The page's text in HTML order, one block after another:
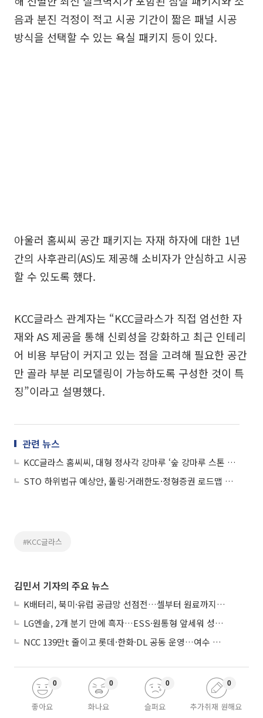
음과 분진 걱정이 적고 시공 기간이 짧은 패널 시공
방식을 선택할 수 있는 욕실 패키지 등이 있다.
아울러 홈씨씨 공간 패키지는 자재 하자에 대한 1년
간의 사후관리(AS)도 제공해 소비자가 안심하고 시공
할 수 있도록 했다.
KCC글라스 관계자는 “KCC글라스가 직접 엄선한 자
재와 AS 제공을 통해 신뢰성을 강화하고 최근 인테리
어 비용 부담이 커지고 있는 점을 고려해 필요한 공간
만 골라 부분 리모델링이 가능하도록 구성한 것이 특
징”이라고 설명했다.
관련 뉴스
KCC글라스 홈씨씨, 대형 정사각 강마루 ‘숲 강마루 스톤 스퀘어’ 선봬
STO 하위법규 예상안, 풀링·거래한도·정형증권 로드맵 제시
#KCC글라스
김민서 기자의 주요 뉴스
K배터리, 북미·유럽 공급망 선점전…셀부터 원료까지 현지화
LG엔솔, 2개 분기 만에 흑자…ESS·원통형 앞세워 성장 가속
NCC 139만t 줄이고 롯데·한화·DL 공동 운영…여수 1호 본궤도
좋아요
0
화나요
0
슬퍼요
0
추가취재 원해요
0